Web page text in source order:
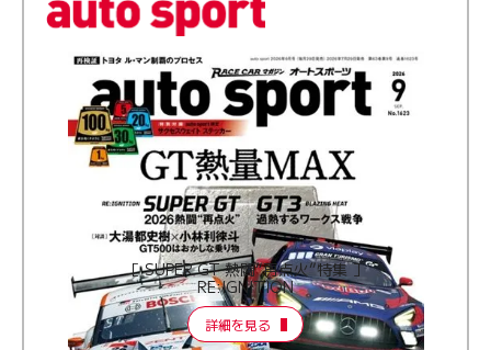
［ SUPER GT 熱闘“再点火”特集 ］
RE:IGNITION
詳細を見る